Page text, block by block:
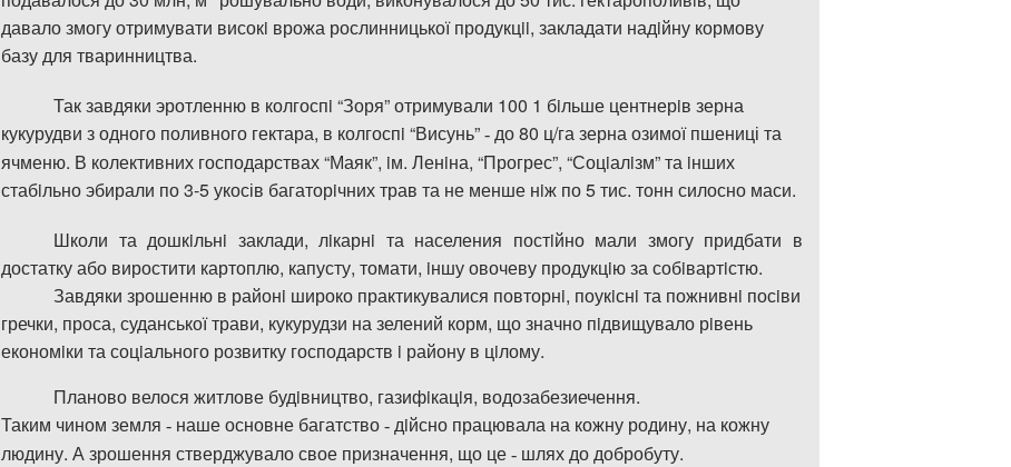
давалозмогу отримувати високi врожа рослинницькоїпродукцii, закладати надiйну кормову
базу для тваринництва.
Так завдяки эротленню в колгоспi “Зоря” отримували 100 1 бiльше центнерiв зерна
кукурудви з одного поливного гектара, в колгоспi “Висунь” - до 80 ц/га зерна озимої пшениці та
ячменю. В колективних господарствах “Маяк”, iм. Ленiна, “Прогрес”, “Соцiалiзм” та iнших
стабiльно эбирали по 3-5 укосів багаторiчних трав та не менше нiж по 5 тис. тонн силосно маси.
Школи та дошкiльнi заклади, лiкарнi та населения постiйно мали змогу придбати в
достатку або виростити картоплю, капусту, томати, iншуовочеву продукцiю за собiвартiстю.
Завдяки зрошенню в районi широко практикувалися повторнi, поукiснi та пожнивнi посiви
гречки, проса, суданської трави, кукурудзи на зелений корм, що значно пiдвищувало рiвень
економiки та соцiального розвитку господарств i району в цiлому.
Планово велося житлове будiвництво, газифiкацiя, водозабезиечення.
Таким чином земля - наше основне багатство - дiйсно працювала на кожну родину, на кожну
людину. Азрошення стверджувало свое призначення, що це - шлях до добробуту.